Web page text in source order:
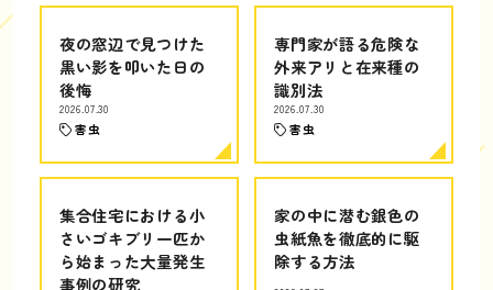
夜の窓辺で見つけた
黒い影を叩いた日の
後悔
2026.07.30
害虫
専門家が語る危険な
外来アリと在来種の
識別法
2026.07.30
害虫
集合住宅における小
さいゴキブリ一匹か
ら始まった大量発生
事例の研究
家の中に潜む銀色の
虫紙魚を徹底的に駆
除する方法